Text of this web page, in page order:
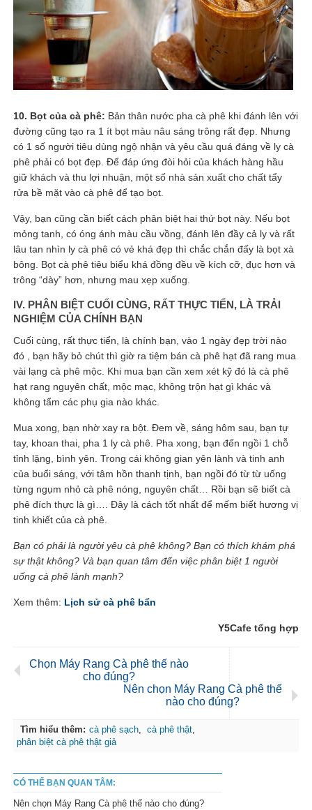
10. Bọt của cà phê: Bản thân nước pha cà phê khi đánh lên với
đường cũng tạo ra 1 ít bọt màu nâu sáng trông rất đẹp. Nhưng
có 1 số người tiêu dùng ngộ nhận và yêu cầu quá đáng về ly cà
phê phải có bọt đẹp. Để đáp ứng đòi hỏi của khách hàng hầu
giữ khách và thu lợi nhuận, một số nhà sản xuất cho chất tẩy
rửa bề mặt vào cà phê để tạo bọt.
Vậy, bạn cũng cần biết cách phân biệt hai thứ bọt này. Nếu bọt
mỏng tanh, có óng ánh màu cầu vồng, đánh lên đầy cả ly và rất
lâu tan nhìn ly cà phê có vẻ khá đẹp thì chắc chắn đấy là bọt xà
bông. Bọt cà phê tiêu biểu khá đồng đều về kích cỡ, đục hơn và
trông “dày” hơn, nhưng mau xẹp xuống.
IV. PHÂN BIỆT CUỐI CÙNG, RẤT THỰC TIỂN, LÀ TRẢI
NGHIỆM CỦA CHÍNH BẠN
Cuối cùng, rất thực tiển, là chính bạn, vào 1 ngày đẹp trời nào
đó , bạn hãy bỏ chút thì giờ ra tiệm bán cà phê hạt đã rang mua
vài lạng cà phê mộc. Khi mua bạn cần xem xét kỹ đó là cà phê
hạt rang nguyên chất, mộc mạc, không trộn hạt gì khác và
không tẩm các phụ gia nào khác.
Mua xong, bạn nhờ xay ra bột. Đem về, sáng hôm sau, bạn tự
tay, khoan thai, pha 1 ly cà phê. Pha xong, bạn đến ngồi 1 chỗ
tỉnh lặng, bình yên. Trong cái không gian yên lành và tinh anh
của buổi sáng, với tâm hồn thanh tịnh, bạn ngồi đó từ từ uống
từng ngụm nhỏ cà phê nóng, nguyên chất… Rồi bạn sẽ biết cà
phê đích thực là gì…. Đây là cách tốt nhất để mếm biết hương vị
tinh khiết của cà phê.
Bạn có phải là người yêu cà phê không? Bạn có thích khám phá
sự thật không? Và bạn quan tâm đến việc phân biệt 1 người
uống cà phê lành mạnh?
Xem thêm: Lịch sử cà phê bẩn
Y5Cafe tổng hợp
Chọn Máy Rang Cà phê thế nào
cho đúng?
Nên chọn Máy Rang Cà phê thế
nào cho đúng?
Tìm hiểu thêm: cà phê sạch, cà phê thật,
phân biệt cà phê thật giả
CÓ THỂ BẠN QUAN TÂM:
Nên chọn Máy Rang Cà phê thế nào cho đúng?